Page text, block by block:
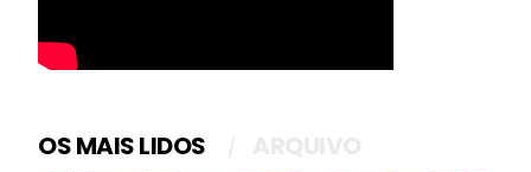
OS MAIS LIDOS